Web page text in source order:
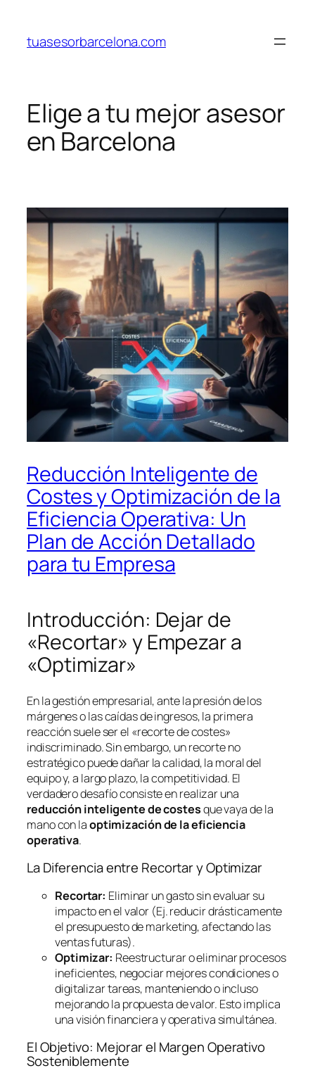
contenido
tuasesorbarcelona.com
Elige a tu mejor asesor
en Barcelona
Reducción Inteligente de
Costes y Optimización de la
Eficiencia Operativa: Un
Plan de Acción Detallado
para tu Empresa
Introducción: Dejar de
«Recortar» y Empezar a
«Optimizar»
En la gestión empresarial, ante la presión de los
márgenes o las caídas de ingresos, la primera
reacción suele ser el «recorte de costes»
indiscriminado. Sin embargo, un recorte no
estratégico puede dañar la calidad, la moral del
equipo y, a largo plazo, la competitividad. El
verdadero desafío consiste en realizar una
reducción inteligente de costesque vaya de la
mano con laoptimización de la eficiencia
operativa.
La Diferencia entre Recortar y Optimizar
Recortar: Eliminar un gasto sin evaluar su
impacto en el valor (Ej. reducir drásticamente
el presupuesto de marketing, afectando las
ventas futuras).
Optimizar: Reestructurar o eliminar procesos
ineficientes, negociar mejores condiciones o
digitalizar tareas, manteniendo o incluso
mejorando la propuesta de valor. Esto implica
una visión financiera y operativa simultánea.
El Objetivo: Mejorar el Margen Operativo
Sosteniblemente